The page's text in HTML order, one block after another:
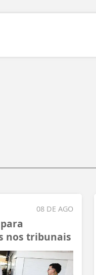
08 DE AGO
nos tribunais